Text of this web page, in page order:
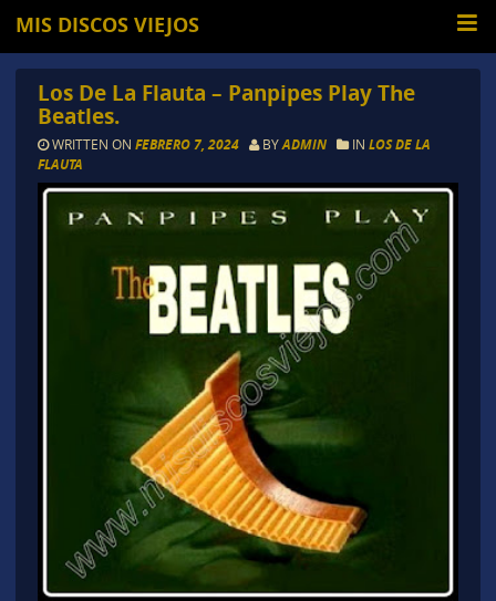
MIS DISCOS VIEJOS
Los De La Flauta – Panpipes Play The
Beatles.
WRITTEN ON FEBRERO 7, 2024 BYADMIN IN LOS DE LA
FLAUTA